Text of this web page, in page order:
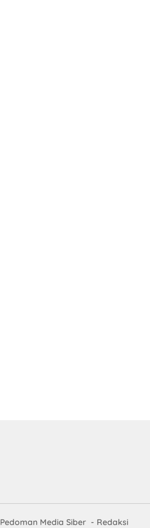
Pedoman Media Siber Redaksi